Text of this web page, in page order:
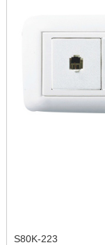
S80K-223